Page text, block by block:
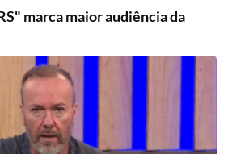
marca maior audiência da